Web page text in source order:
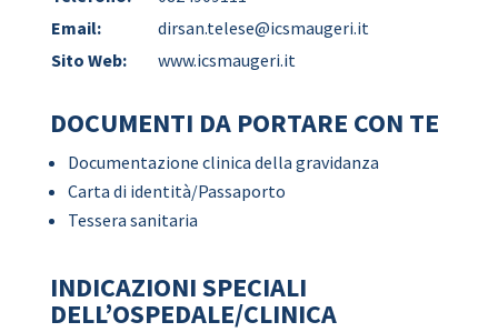
Email:
dirsan.telese@icsmaugeri.it
Sito Web:
www.icsmaugeri.it
DOCUMENTI DA PORTARE CON TE
Documentazione clinica della gravidanza
Carta di identità/Passaporto
Tessera sanitaria
INDICAZIONI SPECIALI
DELL’OSPEDALE/CLINICA